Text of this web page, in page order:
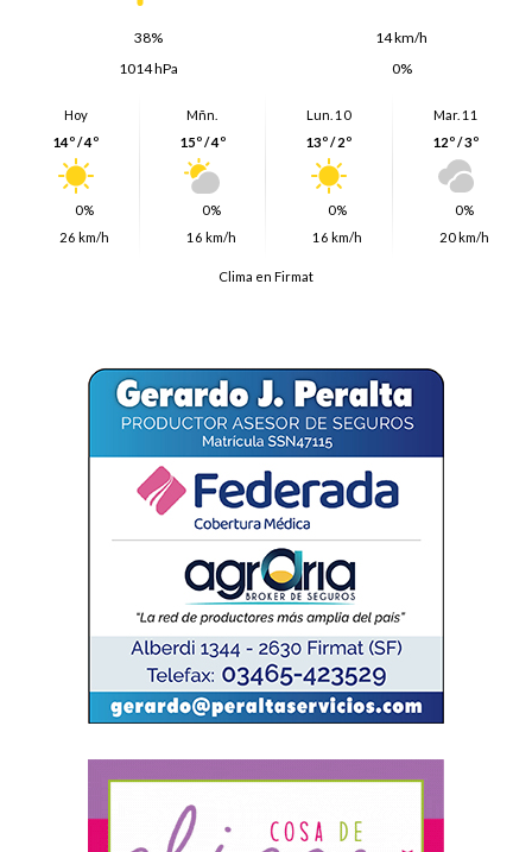
38%
14 km/h
1014 hPa
0%
Hoy
14º / 4º
0%
26 km/h
Mñn.
15º / 4º
0%
16 km/h
Lun. 10
13º / 2º
0%
16 km/h
Mar. 11
12º / 3º
0%
20 km/h
Clima en Firmat